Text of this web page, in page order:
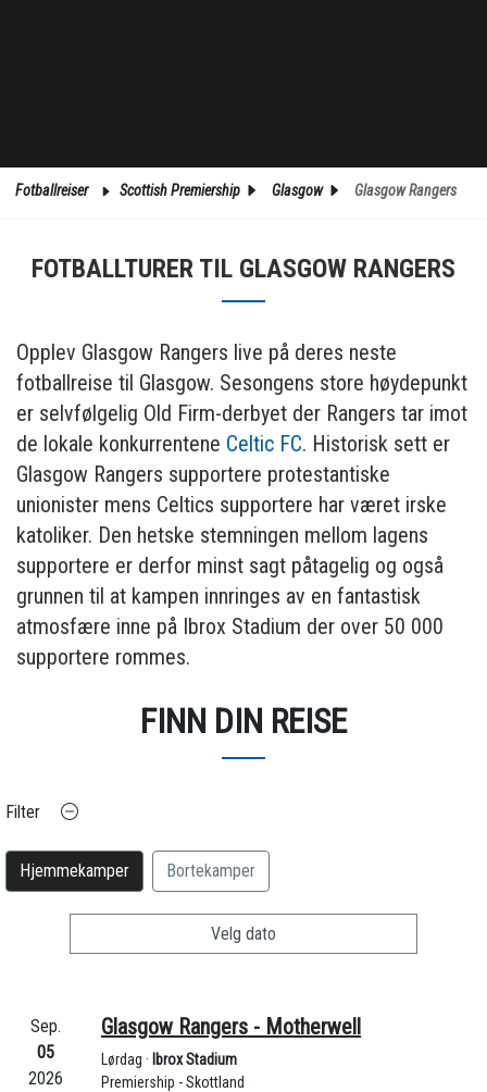
Fotballreiser Scottish Premiership Glasgow Glasgow Rangers
FOTBALLTURER TIL GLASGOW RANGERS
Opplev Glasgow Rangers live på deres neste
fotballreise til Glasgow. Sesongens store høydepunkt
er selvfølgelig Old Firm-derbyet der Rangers tar imot
de lokale konkurrentene Celtic FC. Historisk sett er
Glasgow Rangers supportere protestantiske
unionister mens Celtics supportere har været irske
katoliker. Den hetske stemningen mellom lagens
supportere er derfor minst sagt påtagelig og også
grunnen til at kampen innringes av en fantastisk
atmosfære inne på Ibrox Stadium der over 50 000
supportere rommes.